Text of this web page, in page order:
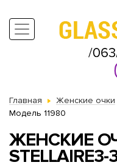
Главная Женские очки
Модель 11980
ЖЕНСКИЕ
STELLAIRE3-